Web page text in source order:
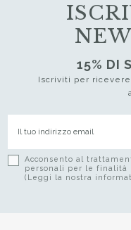
15% DI
Iscriviti per
Acconsento al
personali per le finalità
(Leggi la nostra